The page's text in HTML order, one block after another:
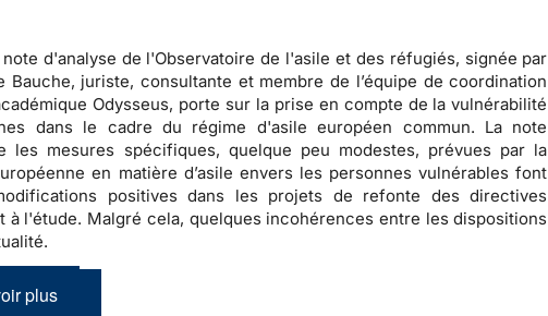
d'analyse de l'Observatoire de l'asile et des réfugiés, signée par
Bauche, juriste, consultante et membre de l’équipe de coordination
Odysseus, porte sur la prise en compte de la vulnérabilité
dans le cadre du régime d'asile européen commun. La note
les mesures spécifiques, quelque peu modestes, prévues par la
en matière d’asile envers les personnes vulnérables font
positives dans les projets de refonte des directives
à l'étude. Malgré cela, quelques incohérences entre les dispositions
plus